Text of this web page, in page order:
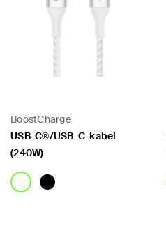
BoostCharge
USB-C®/USB-C-kabel
(240W)